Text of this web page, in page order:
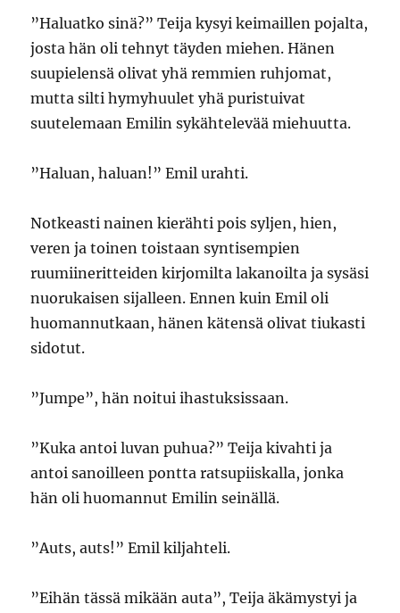
”Haluatko sinä?” Teija kysyi keimaillen pojalta,
josta hän oli tehnyt täyden miehen. Hänen
suupielensä olivat yhä remmien ruhjomat,
mutta silti hymyhuulet yhä puristuivat
suutelemaan Emilin sykähtelevää miehuutta.
”Haluan, haluan!” Emil urahti.
Notkeasti nainen kierähti pois syljen, hien,
veren ja toinen toistaan syntisempien
ruumiineritteiden kirjomilta lakanoilta ja sysäsi
nuorukaisen sijalleen. Ennen kuin Emil oli
huomannutkaan, hänen kätensä olivat tiukasti
sidotut.
”Jumpe”, hän noitui ihastuksissaan.
”Kuka antoi luvan puhua?” Teija kivahti ja
antoi sanoilleen pontta ratsupiiskalla, jonka
hän oli huomannut Emilin seinällä.
”Auts, auts!” Emil kiljahteli.
”Eihän tässä mikään auta”, Teija äkämystyi ja